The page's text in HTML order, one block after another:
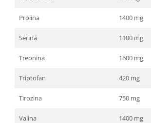
Prolina 1400 mg
Serina 1100 mg
Treonina 1600 mg
Triptofan 420 mg
Tirozina 750 mg
Valina 1400 mg